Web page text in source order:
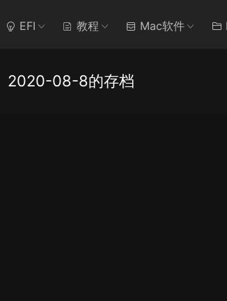
EFI 教程 Mac软件
2020-08-8的存档